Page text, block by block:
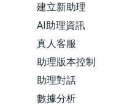
建立新助理
AI助理資訊
真人客服
助理版本控制
助理對話
數據分析